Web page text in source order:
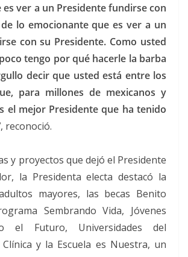
ver a un Presidente fundirse con
lo emocionante que es ver a un
con su Presidente. Como usted
tengo por qué hacerle la barba
decir que usted está entre los
para millones de mexicanos y
el mejor Presidente que ha tenido
, reconoció.
y proyectos que dejó el Presidente
la Presidenta electa destacó la
mayores, las becas Benito
Sembrando Vida, Jóvenes
el Futuro, Universidades del
y la Escuela es Nuestra, un